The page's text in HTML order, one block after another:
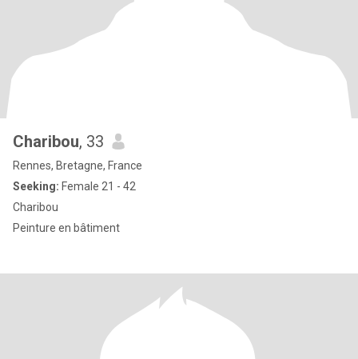
Charibou, 33
Rennes, Bretagne, France
Seeking: Female 21 - 42
Charibou
Peinture en bâtiment